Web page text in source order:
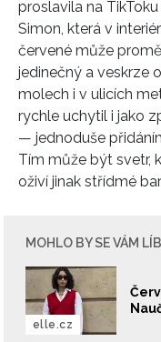
proslavila na
Simon, která v
červené může
jedinečný a veskrze
molech i v ulicích
rychle uchytil i jako
— jednoduše
Tím může být svetr,
oživí jinak střídmé
MOHLO BY SE VÁM
elle.cz